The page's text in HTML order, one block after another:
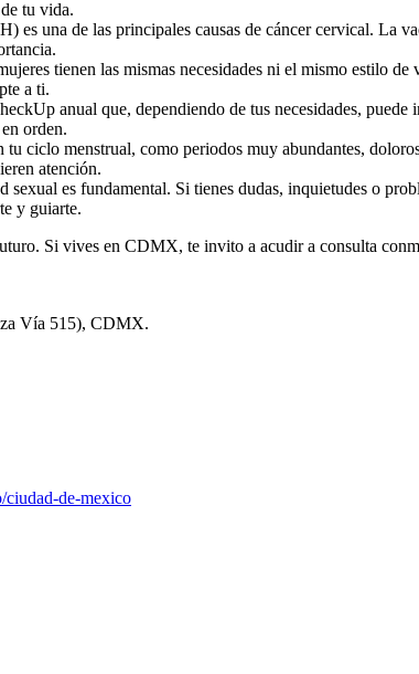
tu vida.
es una de las principales causas de cáncer cervical. La
tienen las mismas necesidades ni el mismo estilo
a ti.
anual que, dependiendo de tus necesidades,
orden.
tu ciclo menstrual, como periodos muy abundantes,
atención.
sexual es fundamental. Si tienes dudas, inquietudes o
y guiarte.
Si vives en CDMX, te invito a acudir a consulta
Vía 515), CDMX.
ciudad-de-mexico